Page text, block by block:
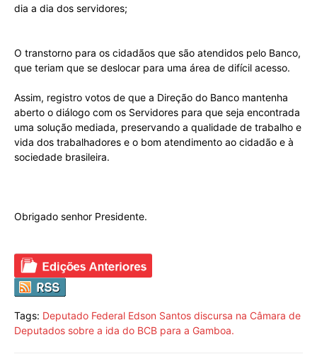
dia a dia dos servidores;
O transtorno para os cidadãos que são atendidos pelo Banco,
que teriam que se deslocar para uma área de difícil acesso.
Assim, registro votos de que a Direção do Banco mantenha
aberto o diálogo com os Servidores para que seja encontrada
uma solução mediada, preservando a qualidade de trabalho e
vida dos trabalhadores e o bom atendimento ao cidadão e à
sociedade brasileira.
Obrigado senhor Presidente.
Tags: Deputado Federal Edson Santos discursa na Câmara de
Deputados sobre a ida do BCB para a Gamboa.